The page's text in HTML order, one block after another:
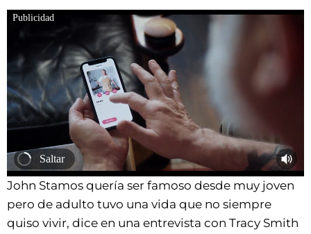
MEDIA_ELEMENT_ERROR: Format error
Publicidad
Saltar
John Stamos quería ser famoso desde muy joven
pero de adulto tuvo una vida que no siempre
quiso vivir, dice en una entrevista con Tracy Smith